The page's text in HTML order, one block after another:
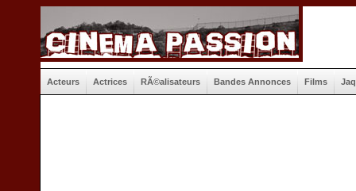
Acteurs Actrices RÃ©alisateurs Bandes Annonces Films